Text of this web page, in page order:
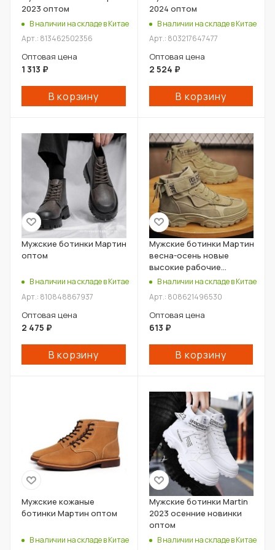
2023 оптом
В наличии на складе в Китае
Арт.: 813462502356
Оптовая цена
1 313 ₽
В корзину
2024 оптом
В наличии на складе в Китае
Арт.: 803217647477
Оптовая цена
2 524 ₽
В корзину
Мужские ботинки Мартин
оптом
В наличии на складе в Китае
Арт.: 810848867937
Оптовая цена
2 475 ₽
В корзину
Мужские ботинки Мартин
весна-осень новые
высокие рабочие
ботинки мужские
британские краткие
ботинки досуга оптом
В наличии на складе в Китае
Арт.: 808621496530
Оптовая цена
613 ₽
В корзину
Мужские кожаные
ботинки Мартин оптом
В наличии на складе в Китае
Мужские ботинки Martin
2023 осенние новинки
оптом
В наличии на складе в Китае